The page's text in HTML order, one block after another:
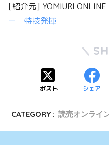
[紹介元] YOMIURI ONLINE
ー 特技発揮
ポスト シェア
CATEGORY : 読売オンライ